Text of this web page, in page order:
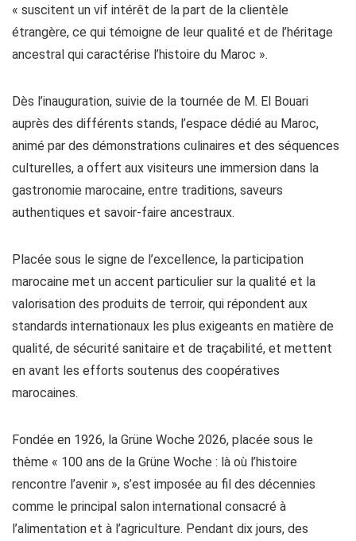
« suscitent un vif intérêt de la part de la clientèle
étrangère, ce qui témoigne de leur qualité et de l’héritage
ancestral qui caractérise l’histoire du Maroc ».
Dès l’inauguration, suivie de la tournée de M. El Bouari
auprès des différents stands, l’espace dédié au Maroc,
animé par des démonstrations culinaires et des séquences
culturelles, a offert aux visiteurs une immersion dans la
gastronomie marocaine, entre traditions, saveurs
authentiques et savoir-faire ancestraux.
Placée sous le signe de l’excellence, la participation
marocaine met un accent particulier sur la qualité et la
valorisation des produits de terroir, qui répondent aux
standards internationaux les plus exigeants en matière de
qualité, de sécurité sanitaire et de traçabilité, et mettent
en avant les efforts soutenus des coopératives
marocaines.
Fondée en 1926, la Grüne Woche 2026, placée sous le
thème « 100 ans de la Grüne Woche : là où l’histoire
rencontre l’avenir », s’est imposée au fil des décennies
comme le principal salon international consacré à
l’alimentation et à l’agriculture. Pendant dix jours, des